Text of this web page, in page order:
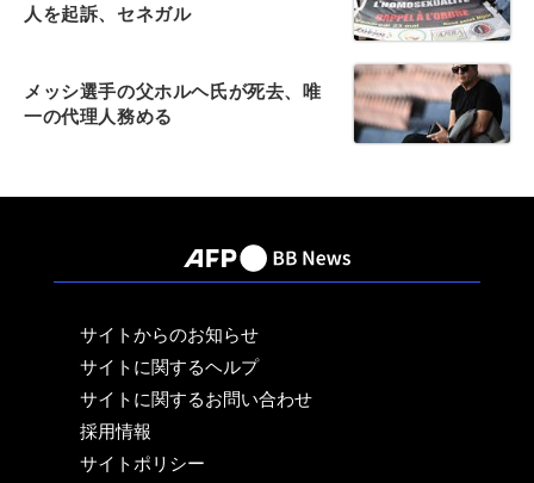
人を起訴、セネガル
メッシ選手の父ホルヘ氏が死去、唯
一の代理人務める
サイトからのお知らせ
サイトに関するヘルプ
サイトに関するお問い合わせ
採用情報
サイトポリシー